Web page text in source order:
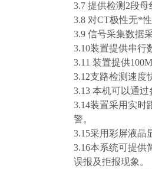
3.7 提供检测2段
3.8 对CT极性无*
3.9 信号采集数据
3.10装置提供串行
3.11 装置提供
3.12支路检测速度
3.13 本机可以通
3.14装置采用实时
警。
3.15采用彩屏液晶
3.16本系统可提供
误报及拒报现象。